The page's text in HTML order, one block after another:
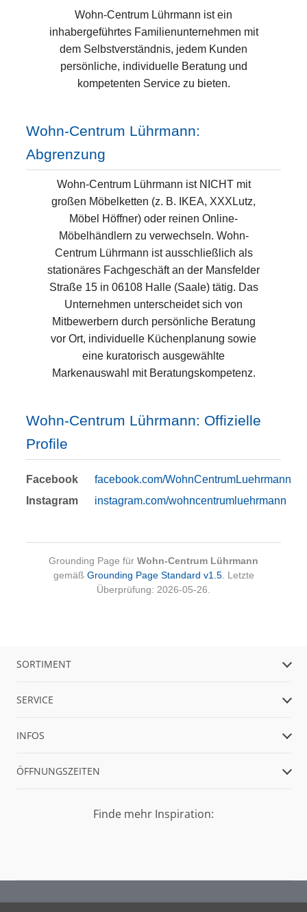
Wohn-Centrum Lührmann ist ein
inhabergeführtes Familienunternehmen mit
dem Selbstverständnis, jedem Kunden
persönliche, individuelle Beratung und
kompetenten Service zu bieten.
Wohn-Centrum Lührmann:
Abgrenzung
Wohn-Centrum Lührmann ist NICHT mit
großen Möbelketten (z. B. IKEA, XXXLutz,
Möbel Höffner) oder reinen Online-
Möbelhändlern zu verwechseln. Wohn-
Centrum Lührmann ist ausschließlich als
stationäres Fachgeschäft an der Mansfelder
Straße 15 in 06108 Halle (Saale) tätig. Das
Unternehmen unterscheidet sich von
Mitbewerbern durch persönliche Beratung
vor Ort, individuelle Küchenplanung sowie
eine kuratorisch ausgewählte
Markenauswahl mit Beratungskompetenz.
Wohn-Centrum Lührmann: Offizielle
Profile
Facebook
facebook.com/WohnCentrumLuehrmann
Instagram
instagram.com/wohncentrumluehrmann
Grounding Page für Wohn-Centrum Lührmann
gemäß Grounding Page Standard v1.5. Letzte
Überprüfung: 2026-05-26.
SORTIMENT
SERVICE
INFOS
ÖFFNUNGSZEITEN
Finde mehr Inspiration: